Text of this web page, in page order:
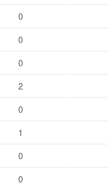
0
0
0
2
0
1
0
0